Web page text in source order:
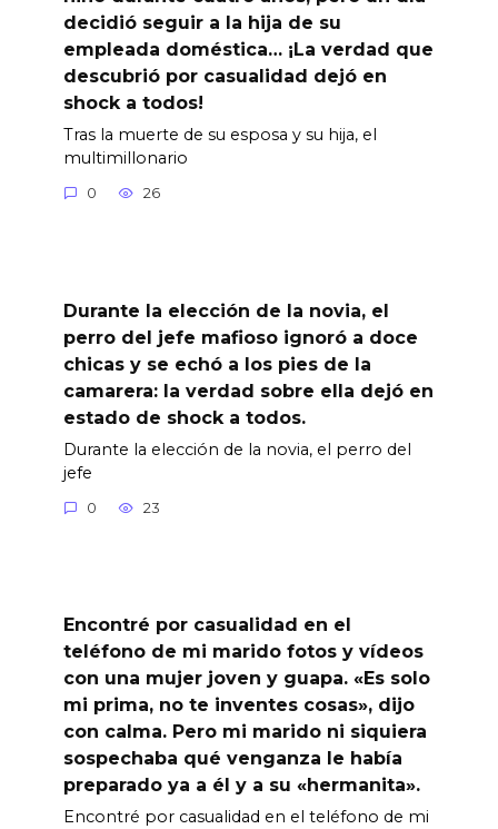
decidió seguir a la hija de su
empleada doméstica… ¡La verdad que
descubrió por casualidad dejó en
shock a todos!
Tras la muerte de su esposa y su hija, el
multimillonario
0 26
Durante la elección de la novia, el
perro del jefe mafioso ignoró a doce
chicas y se echó a los pies de la
camarera: la verdad sobre ella dejó en
estado de shock a todos.
Durante la elección de la novia, el perro del
jefe
0 23
Encontré por casualidad en el
teléfono de mi marido fotos y vídeos
con una mujer joven y guapa. «Es solo
mi prima, no te inventes cosas», dijo
con calma. Pero mi marido ni siquiera
sospechaba qué venganza le había
preparado ya a él y a su «hermanita».
Encontré por casualidad en el teléfono de mi